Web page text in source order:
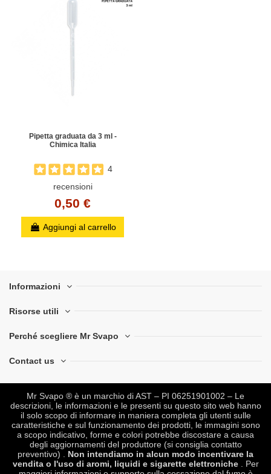
Pipetta graduata da 3 ml -
Chimica Italia
4
recensioni
0,50 €
Aggiungi al carrello
Informazioni
Risorse utili
Perché scegliere Mr Svapo
Contact us
Mr Svapo ® è un marchio di AST – PI 06251901002 – Le
descrizioni, le informazioni e le presenti su questo sito web hanno
il solo scopo di informare in maniera completa gli utenti sulle
caratteristiche e sul funzionamento dei prodotti, le immagini sono
a scopo indicativo, forme e colori potrebbe discostare a causa
degli aggiornamenti del produttore (si consiglia contatto
preventivo) . Non intendiamo in alcun modo incentivare la
vendita o l'uso di aromi, liquidi e sigarette elettroniche. Per